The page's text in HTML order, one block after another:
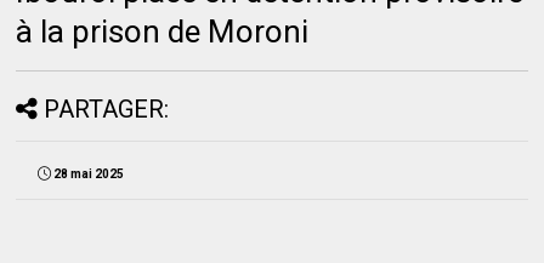
à la prison de Moroni
PARTAGER:
28 mai 2025